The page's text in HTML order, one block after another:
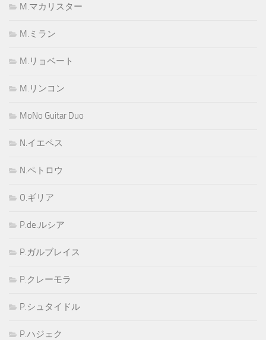
M.マカリスター
M.ミラン
M.リョベート
M.リンコン
MoNo Guitar Duo
N.イエペス
N.ペトロウ
O.ギリア
P.de.ルシア
P.ガルブレイス
P.クレーモラ
P.シュタイドル
P.ハジェク